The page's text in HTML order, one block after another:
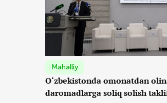
Mahalliy
O‘zbekistonda omonatdan
daromadlarga soliq solish